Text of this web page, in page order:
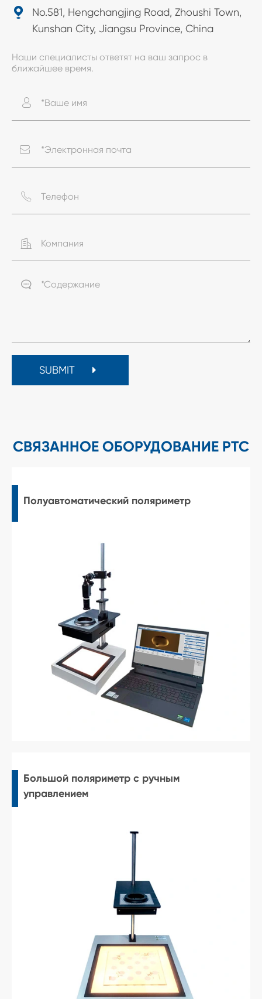

No.581, Hengchangjing Road, Zhoushi Town,
Kunshan City, Jiangsu Province, China
Наши специалисты ответят на ваш запрос в
ближайшее время.





SUBMIT
СВЯЗАННОЕ ОБОРУДОВАНИЕ PTC
Полуавтоматический поляриметр
Большой поляриметр с ручным
управлением